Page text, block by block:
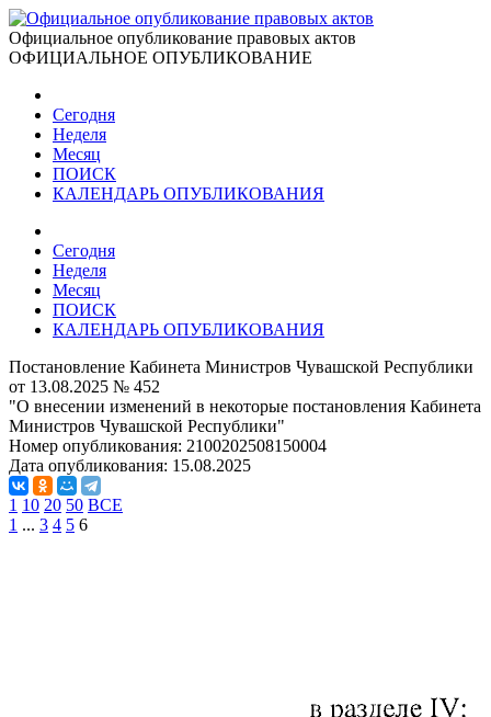
Официальное опубликование правовых актов
ОФИЦИАЛЬНОЕ ОПУБЛИКОВАНИЕ
Сегодня
Неделя
Месяц
ПОИСК
КАЛЕНДАРЬ ОПУБЛИКОВАНИЯ
Сегодня
Неделя
Месяц
ПОИСК
КАЛЕНДАРЬ ОПУБЛИКОВАНИЯ
Постановление Кабинета Министров Чувашской Республики
от 13.08.2025 № 452
"О внесении изменений в некоторые постановления Кабинета
Министров Чувашской Республики"
Номер опубликования: 2100202508150004
Дата опубликования: 15.08.2025
1 10 20 50 ВСЕ
1 ... 3 4 5 6